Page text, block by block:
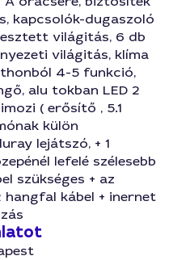
kapcsolók-dugaszoló
világitás, 6 db
világitás, klíma
4-5 funkció,
alu tokban LED 2
( erősítő , 5.1
külön
lejátszó, + 1
lefelé szélesebb
szükséges + az
kábel + inernet